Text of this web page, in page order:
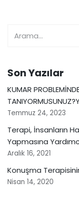
Son Yazılar
KUMAR
Temmuz 24, 2023
Terapi, İnsanların
Yapmasına
Aralık 16, 2021
Konuşma
Nisan 14, 2020